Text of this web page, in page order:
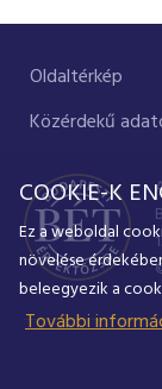
Oldaltérkép
Közérdekű
COOKIE-K
Ez a weboldal
növelése
beleegyezik a
További